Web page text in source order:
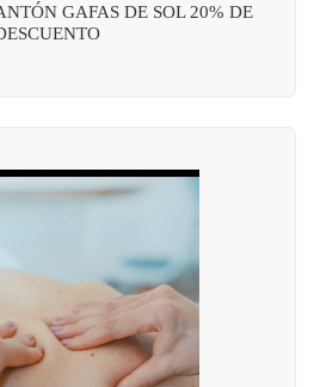
GAFAS DE SOL 20% DE